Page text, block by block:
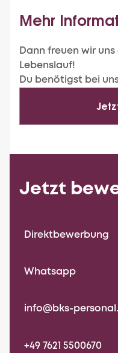
Mehr
Dann freuen wir
Lebenslauf!
Du benötigst bei
Jetzt
Direktbewerbung
Whatsapp
info@bks-
+49 7621 5500670